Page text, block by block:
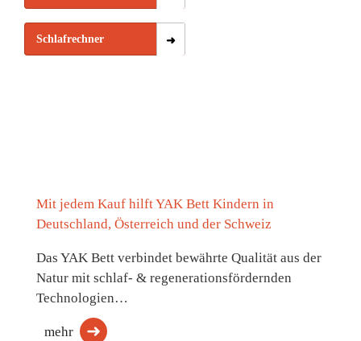
Schlafrechner
Mit jedem Kauf hilft YAK Bett Kindern in
Deutschland, Österreich und der Schweiz
Das YAK Bett verbindet bewährte Qualität aus der
Natur mit schlaf- & regenerationsfördernden
Technologien…
mehr